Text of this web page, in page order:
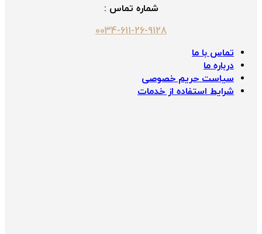
شماره تماس :
0034-611-26-9128
تماس با ما
درباره ما
سیاست حریم خصوصی
شرایط استفاده از خدمات